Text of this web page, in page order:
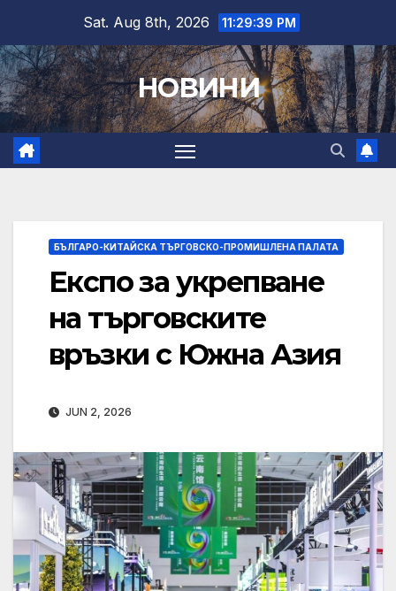
content
Sat. Aug 8th, 2026 11:29:41 PM
НОВИНИ
БЪЛГАРО-КИТАЙСКА ТЪРГОВСКО-ПРОМИШЛЕНА ПАЛАТА
Експо за укрепване
на търговските
връзки с Южна Азия
JUN 2, 2026